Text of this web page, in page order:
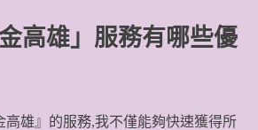
高雄」服務有哪些優
高雄』的服務,我不僅能夠快速獲得所